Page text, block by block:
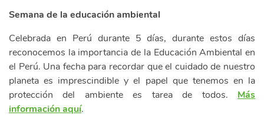
Semana de la educación ambiental
Celebrada en Perú durante 5 días, durante estos días
reconocemos la importancia de la Educación Ambiental en
el Perú. Una fecha para recordar que el cuidado de nuestro
planeta es imprescindible y el papel que tenemos en la
protección del ambiente es tarea de todos. Más
información aquí.